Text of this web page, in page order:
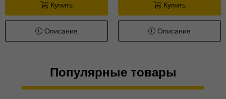
Купить
Описание
Купить
Описание
Популярные товары